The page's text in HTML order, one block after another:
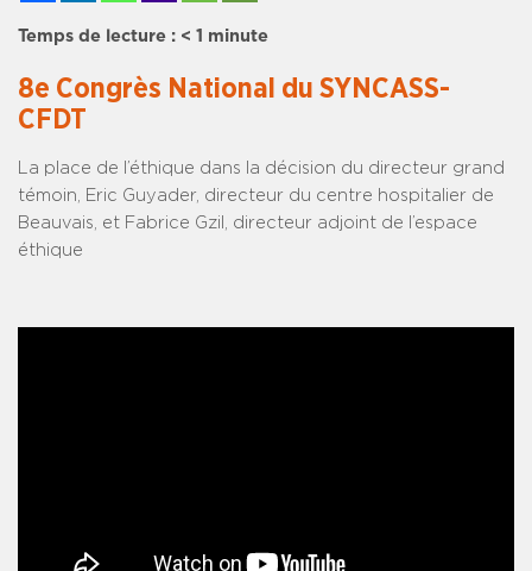
Temps de lecture : < 1 minute
8e Congrès National du SYNCASS-
CFDT
La place de l’éthique dans la décision du directeur grand
témoin, Eric Guyader, directeur du centre hospitalier de
Beauvais, et Fabrice Gzil, directeur adjoint de l’espace
éthique